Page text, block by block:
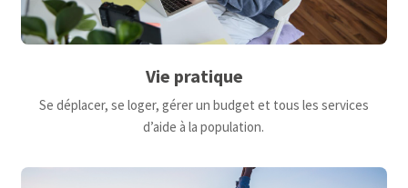
Vie pratique
Se déplacer, se loger, gérer un budget et tous les services
d’aide à la population.